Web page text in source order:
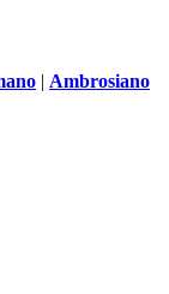
| Ambrosiano